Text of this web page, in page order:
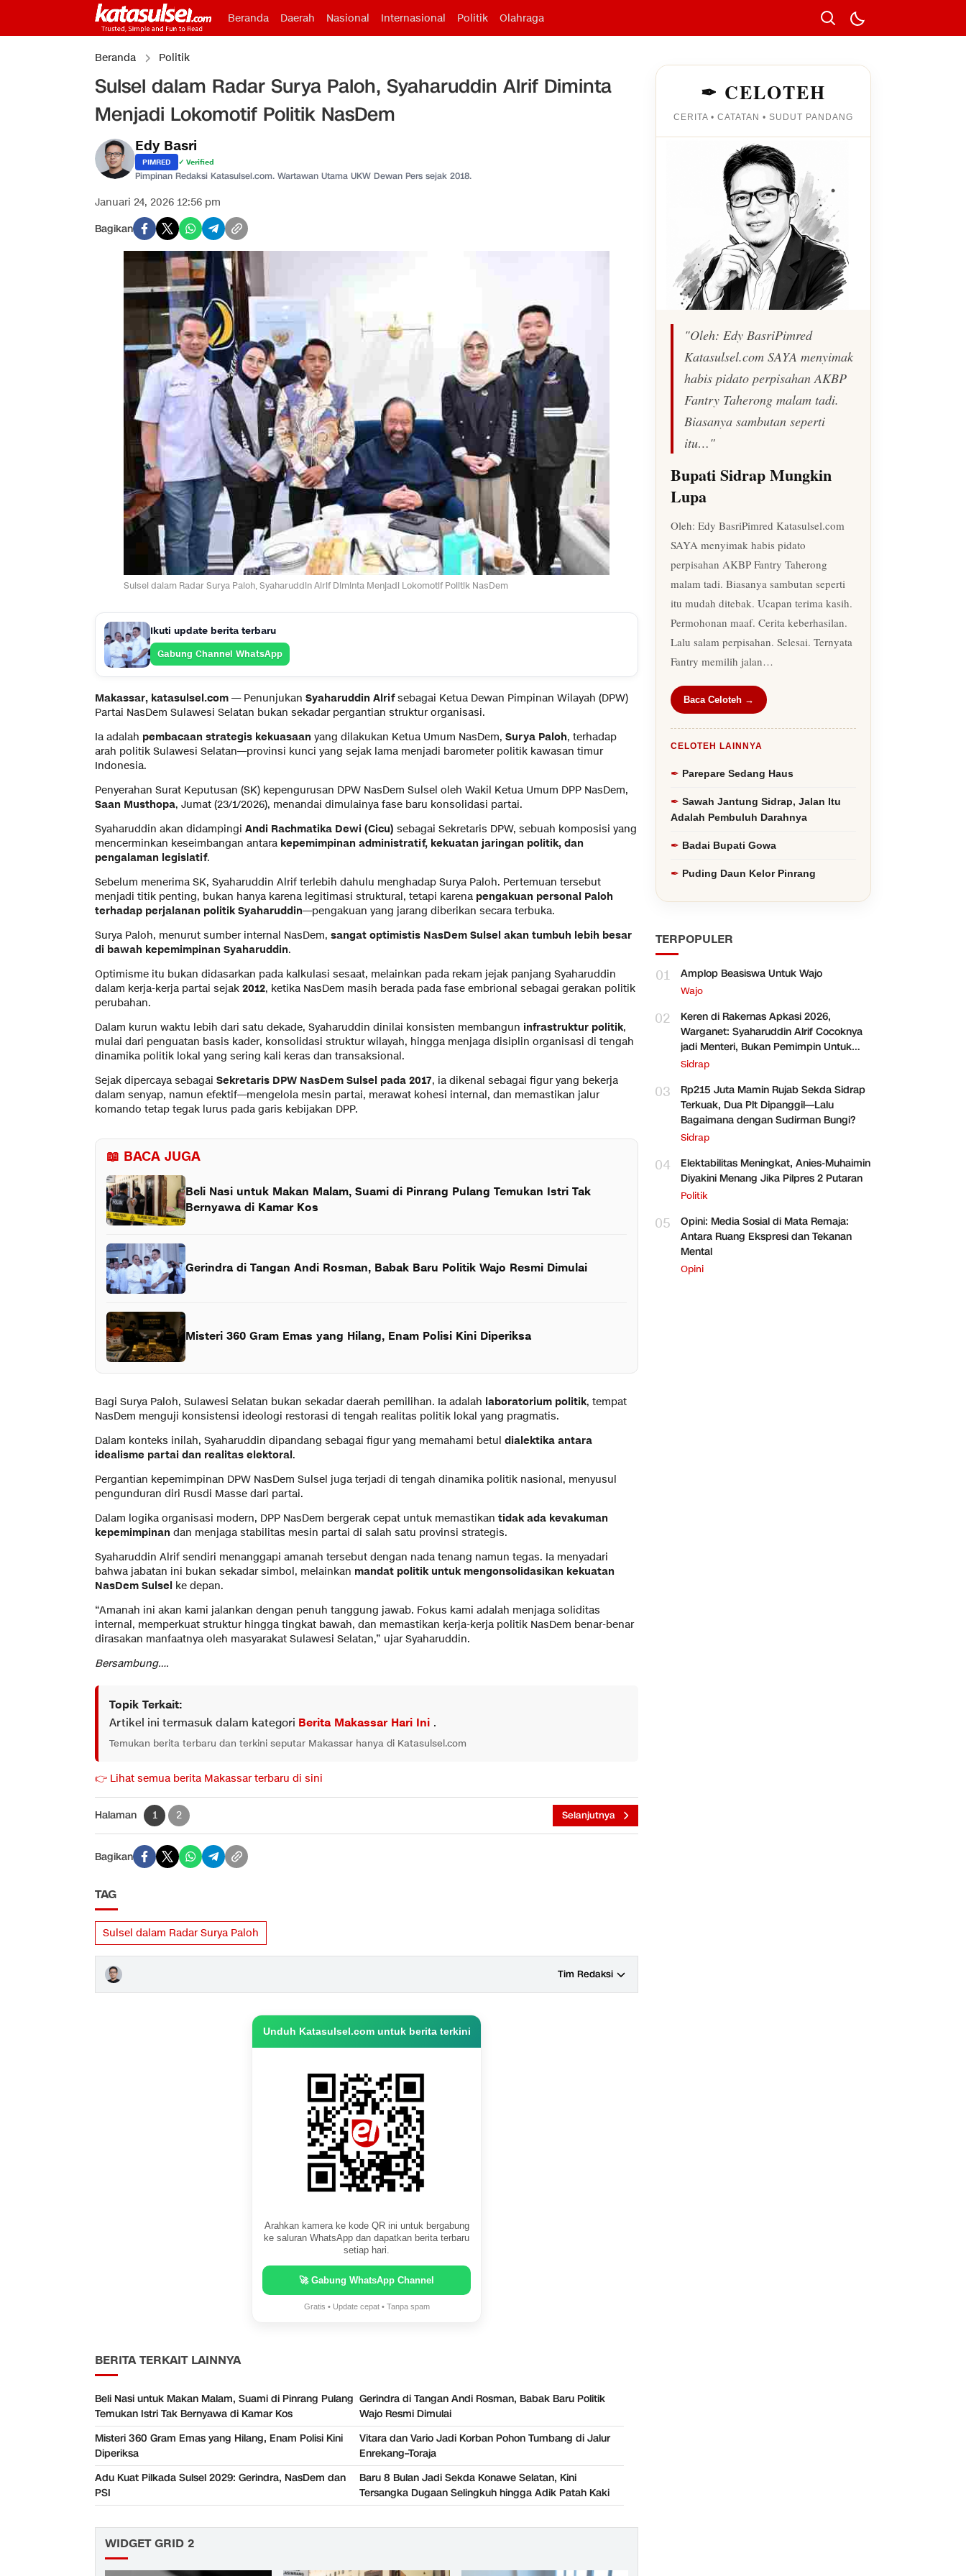
Beranda Daerah Nasional Internasional Politik Olahraga
Beranda Politik
Sulsel dalam Radar Surya Paloh, Syaharuddin Alrif Diminta
Menjadi Lokomotif Politik NasDem
Edy Basri
PIMRED ✓ Verified
Pimpinan Redaksi Katasulsel.com. Wartawan Utama UKW Dewan Pers sejak 2018.
Januari 24, 2026 12:56 pm
Bagikan
Sulsel dalam Radar Surya Paloh, Syaharuddin Alrif Diminta Menjadi Lokomotif Politik NasDem
Ikuti update berita terbaru
Gabung Channel WhatsApp
Makassar, katasulsel.com —Penunjukan Syaharuddin Alrifsebagai Ketua Dewan Pimpinan Wilayah (DPW)
Partai NasDem Sulawesi Selatan bukan sekadar pergantian struktur organisasi.
Ia adalah pembacaan strategis kekuasaan yang dilakukan Ketua Umum NasDem, Surya Paloh, terhadap
arah politik Sulawesi Selatan—provinsi kunci yang sejak lama menjadi barometer politik kawasan timur
Indonesia.
Penyerahan Surat Keputusan (SK) kepengurusan DPW NasDem Sulsel oleh Wakil Ketua Umum DPP NasDem,
Saan Musthopa, Jumat (23/1/2026), menandai dimulainya fase baru konsolidasi partai.
Syaharuddin akan didampingi Andi Rachmatika Dewi (Cicu) sebagai Sekretaris DPW, sebuah komposisi yang
mencerminkan keseimbangan antara kepemimpinan administratif, kekuatan jaringan politik, dan
pengalaman legislatif.
Sebelum menerima SK, Syaharuddin Alrif terlebih dahulu menghadap Surya Paloh. Pertemuan tersebut
menjadi titik penting, bukan hanya karena legitimasi struktural, tetapi karena pengakuan personal Paloh
terhadap perjalanan politik Syaharuddin—pengakuan yang jarang diberikan secara terbuka.
Surya Paloh, menurut sumber internal NasDem, sangat optimistis NasDem Sulsel akan tumbuh lebih besar
di bawah kepemimpinan Syaharuddin.
Optimisme itu bukan didasarkan pada kalkulasi sesaat, melainkan pada rekam jejak panjang Syaharuddin
dalam kerja-kerja partai sejak 2012, ketika NasDem masih berada pada fase embrional sebagai gerakan politik
perubahan.
Dalam kurun waktu lebih dari satu dekade, Syaharuddin dinilai konsisten membangun infrastruktur politik,
mulai dari penguatan basis kader, konsolidasi struktur wilayah, hingga menjaga disiplin organisasi di tengah
dinamika politik lokal yang sering kali keras dan transaksional.
Sejak dipercaya sebagai Sekretaris DPW NasDem Sulsel pada 2017, ia dikenal sebagai figur yang bekerja
dalam senyap, namun efektif—mengelola mesin partai, merawat kohesi internal, dan memastikan jalur
komando tetap tegak lurus pada garis kebijakan DPP.
📖 BACA JUGA
Beli Nasi untuk Makan Malam, Suami di Pinrang Pulang Temukan Istri Tak
Bernyawa di Kamar Kos
Gerindra di Tangan Andi Rosman, Babak Baru Politik Wajo Resmi Dimulai
Misteri 360 Gram Emas yang Hilang, Enam Polisi Kini Diperiksa
Bagi Surya Paloh, Sulawesi Selatan bukan sekadar daerah pemilihan. Ia adalah laboratorium politik, tempat
NasDem menguji konsistensi ideologi restorasi di tengah realitas politik lokal yang pragmatis.
Dalam konteks inilah, Syaharuddin dipandang sebagai figur yang memahami betul dialektika antara
idealisme partai dan realitas elektoral.
Pergantian kepemimpinan DPW NasDem Sulsel juga terjadi di tengah dinamika politik nasional, menyusul
pengunduran diri Rusdi Masse dari partai.
Dalam logika organisasi modern, DPP NasDem bergerak cepat untuk memastikan tidak ada kevakuman
kepemimpinan dan menjaga stabilitas mesin partai di salah satu provinsi strategis.
Syaharuddin Alrif sendiri menanggapi amanah tersebut dengan nada tenang namun tegas. Ia menyadari
bahwa jabatan ini bukan sekadar simbol, melainkan mandat politik untuk mengonsolidasikan kekuatan
NasDem Sulsel ke depan.
“Amanah ini akan kami jalankan dengan penuh tanggung jawab. Fokus kami adalah menjaga soliditas
internal, memperkuat struktur hingga tingkat bawah, dan memastikan kerja-kerja politik NasDem benar-benar
dirasakan manfaatnya oleh masyarakat Sulawesi Selatan,” ujar Syaharuddin.
Bersambung….
Topik Terkait:
Artikel ini termasuk dalam kategori Berita Makassar Hari Ini .
Temukan berita terbaru dan terkini seputar Makassar hanya di Katasulsel.com
👉 Lihat semua berita Makassar terbaru di sini
Halaman 1 2 Selanjutnya
Bagikan
TAG
Sulsel dalam Radar Surya Paloh
Tim Redaksi
Unduh Katasulsel.com untuk berita terkini
Arahkan kamera ke kode QR ini untuk bergabung
ke saluran WhatsApp dan dapatkan berita terbaru
setiap hari.
🚀 Gabung WhatsApp Channel
Gratis • Update cepat • Tanpa spam
BERITA TERKAIT LAINNYA
Beli Nasi untuk Makan Malam, Suami di Pinrang Pulang
Temukan Istri Tak Bernyawa di Kamar Kos
Gerindra di Tangan Andi Rosman, Babak Baru Politik
Wajo Resmi Dimulai
Misteri 360 Gram Emas yang Hilang, Enam Polisi Kini
Diperiksa
Vitara dan Vario Jadi Korban Pohon Tumbang di Jalur
Enrekang–Toraja
Adu Kuat Pilkada Sulsel 2029: Gerindra, NasDem dan
PSI
Baru 8 Bulan Jadi Sekda Konawe Selatan, Kini
Tersangka Dugaan Selingkuh hingga Adik Patah Kaki
WIDGET GRID 2
✒ CELOTEH
CERITA • CATATAN • SUDUT PANDANG
"Oleh: Edy BasriPimred
Katasulsel.com SAYA menyimak
habis pidato perpisahan AKBP
Fantry Taherong malam tadi.
Biasanya sambutan seperti
itu…"
Bupati Sidrap Mungkin
Lupa
Oleh: Edy BasriPimred Katasulsel.com
SAYA menyimak habis pidato
perpisahan AKBP Fantry Taherong
malam tadi. Biasanya sambutan seperti
itu mudah ditebak. Ucapan terima kasih.
Permohonan maaf. Cerita keberhasilan.
Lalu salam perpisahan. Selesai. Ternyata
Fantry memilih jalan…
Baca Celoteh →
CELOTEH LAINNYA
Parepare Sedang Haus
Sawah Jantung Sidrap, Jalan Itu
Adalah Pembuluh Darahnya
Badai Bupati Gowa
Puding Daun Kelor Pinrang
TERPOPULER
01 Amplop Beasiswa Untuk Wajo
Wajo
02
Keren di Rakernas Apkasi 2026,
Warganet: Syaharuddin Alrif Cocoknya
jadi Menteri, Bukan Pemimpin Untuk
Sidrap Saja
Sidrap
03
Rp215 Juta Mamin Rujab Sekda Sidrap
Terkuak, Dua Plt Dipanggil—Lalu
Bagaimana dengan Sudirman Bungi?
Sidrap
04
Elektabilitas Meningkat, Anies-Muhaimin
Diyakini Menang Jika Pilpres 2 Putaran
Politik
05
Opini: Media Sosial di Mata Remaja:
Antara Ruang Ekspresi dan Tekanan
Mental
Opini